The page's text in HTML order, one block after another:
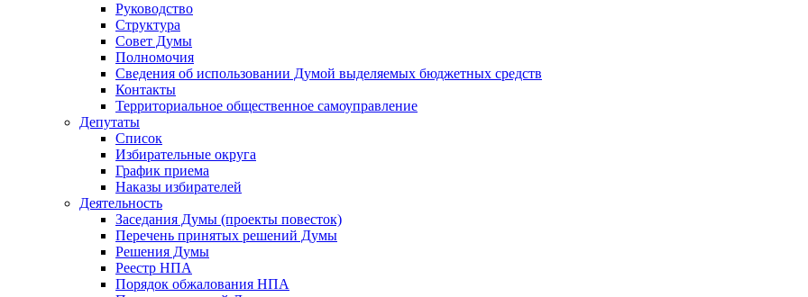
Руководство
Структура
Совет Думы
Полномочия
Сведения об использовании Думой выделяемых бюджетных средств
Контакты
Территориальное общественное самоуправление
Депутаты
Список
Избирательные округа
График приема
Наказы избирателей
Деятельность
Заседания Думы (проекты повесток)
Перечень принятых решений Думы
Решения Думы
Реестр НПА
Порядок обжалования НПА